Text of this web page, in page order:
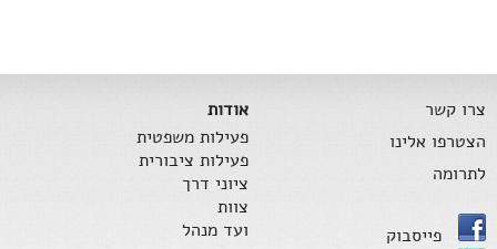
צרו קשר
הצטרפו אלינו
לתרומה
פייסבוק
אודות
פעילות משפטית
פעילות ציבורית
ציוני דרך
צוות
ועד מנהל